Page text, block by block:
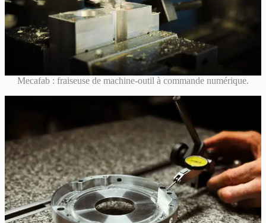
Mecafab : fraiseuse de machine-outil à commande numérique.